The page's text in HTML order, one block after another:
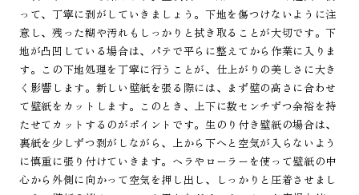
って、丁寧に剥がしていきましょう。下地を傷つけないように注
意し、残った糊や汚れもしっかりと拭き取ることが大切です。下
地が凸凹している場合は、パテで平らに整えてから作業に入りま
す。この下地処理を丁寧に行うことが、仕上がりの美しさに大き
く影響します。新しい壁紙を張る際には、まず壁の高さに合わせ
て壁紙をカットします。このとき、上下に数センチずつ余裕を持
たせてカットするのがポイントです。生のり付き壁紙の場合は、
裏紙を少しずつ剥がしながら、上から下へと空気が入らないよう
に慎重に張り付けていきます。ヘラやローラーを使って壁紙の中
心から外側に向かって空気を押し出し、しっかりと圧着させまし